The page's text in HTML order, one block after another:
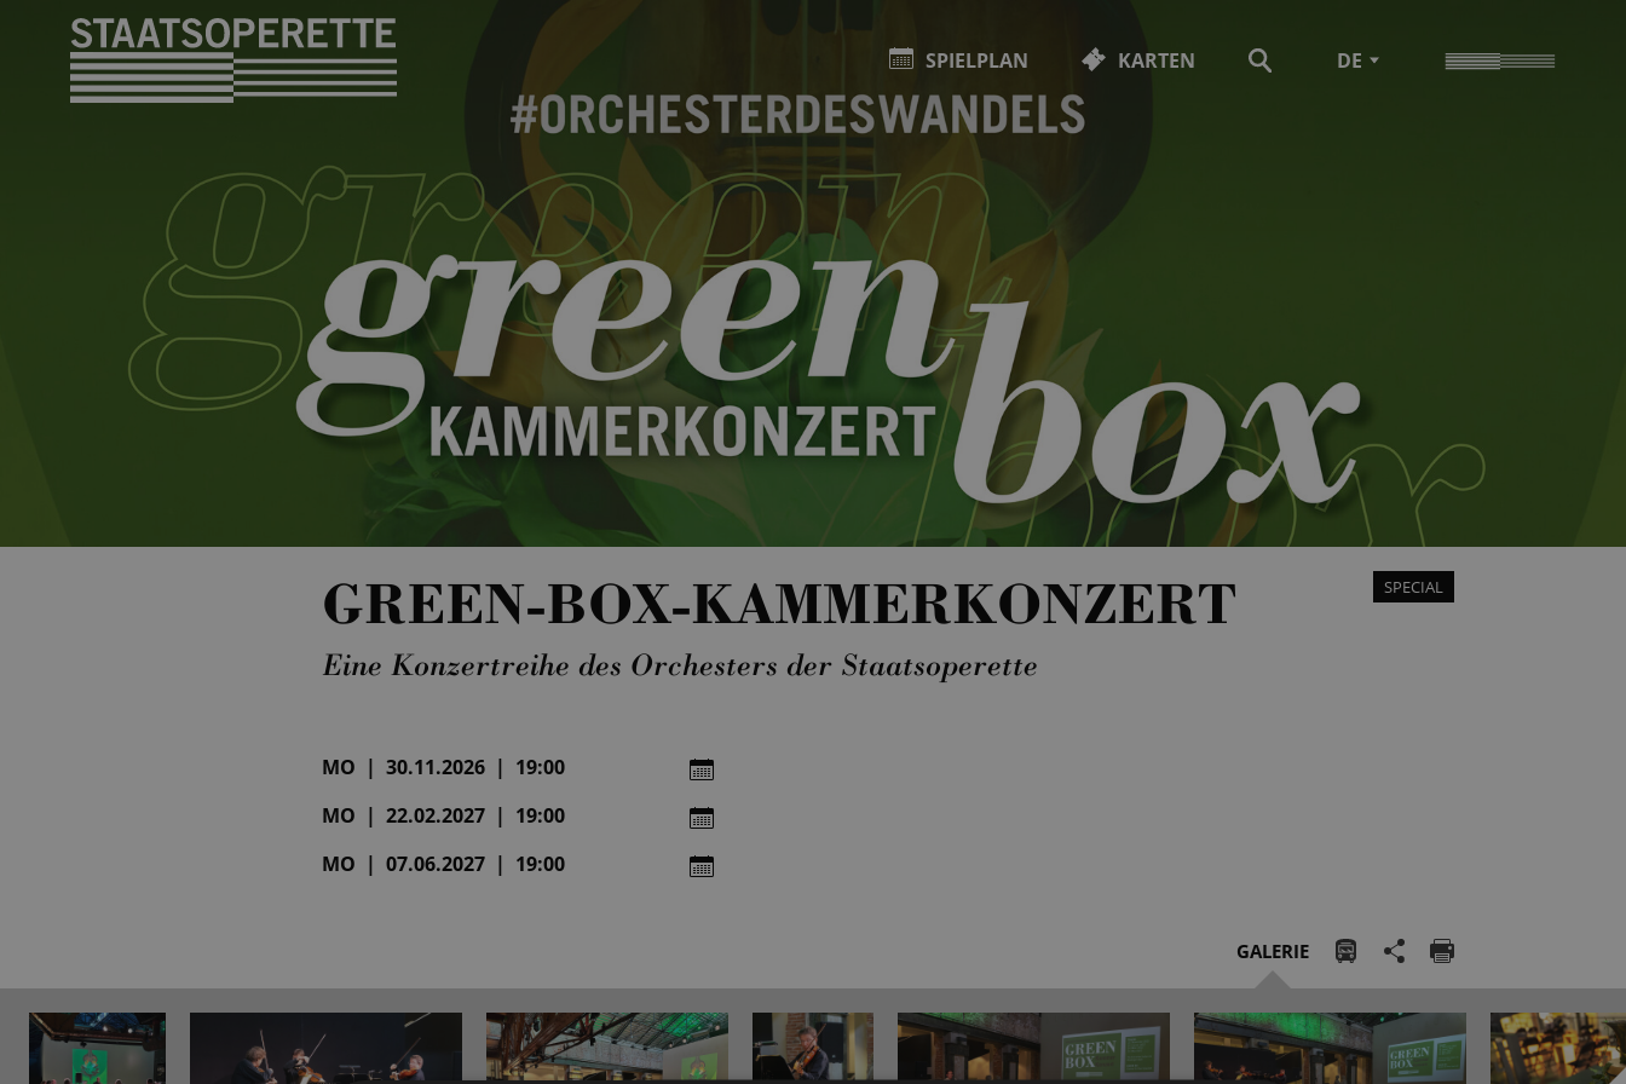
SPIELPLAN KARTEN DE
SPECIAL
GREEN-BOX-KAMMERKONZERT
Eine Konzertreihe des Orchesters der Staatsoperette
MO | 30.11.2026 | 19:00
MO | 22.02.2027 | 19:00
MO | 07.06.2027 | 19:00
GALERIE